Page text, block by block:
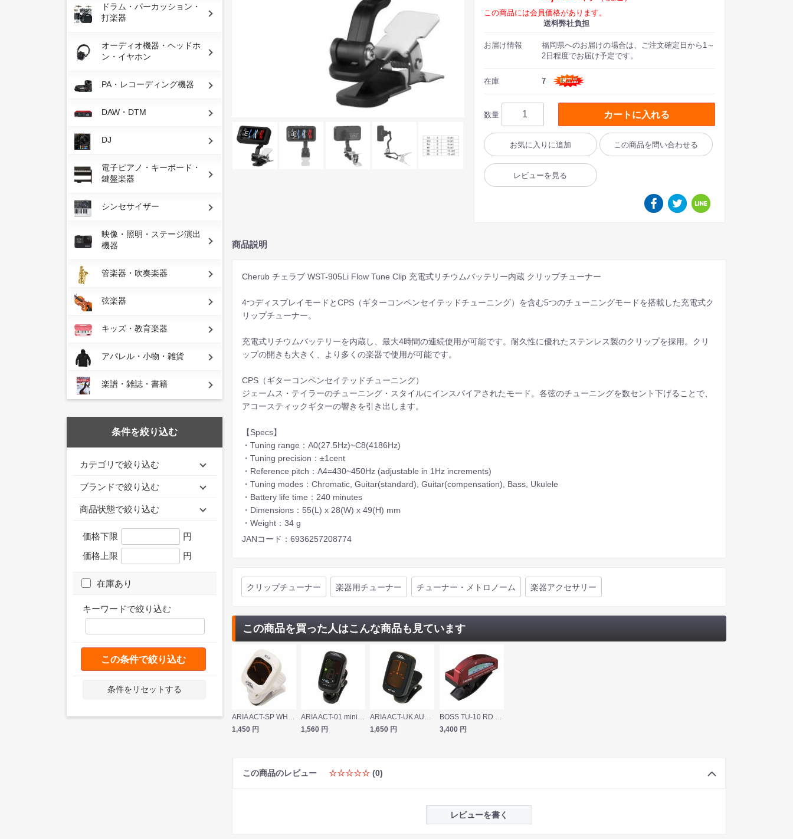
ドラム・パーカッション・
打楽器
オーディオ機器・ヘッドホ
ン・イヤホン
PA・レコーディング機器
DAW・DTM
DJ
電子ピアノ・キーボード・
鍵盤楽器
シンセサイザー
映像・照明・ステージ演出
機器
管楽器・吹奏楽器
弦楽器
キッズ・教育楽器
アパレル・小物・雑貨
楽譜・雑誌・書籍
条件を絞り込む
カテゴリで絞り込む
ブランドで絞り込む
商品状態で絞り込む
価格下限
円
価格上限
円
在庫あり
キーワードで絞り込む
この条件で絞り込む
条件をリセットする
この商品には会員価格があります。
送料弊社負担
お届け情報
福岡県へのお届けの場合は、ご注文確定日から1～
2日程度でお届け予定です。
在庫 7
数量 カートに入れる
お気に入りに追加 この商品を問い合わせる
レビューを見る
商品説明
Cherub チェラブ WST-905Li Flow Tune Clip 充電式リチウムバッテリー内蔵 クリップチューナー
4つディスプレイモードとCPS（ギターコンペンセイテッドチューニング）を含む5つのチューニングモードを搭載した充電式ク
リップチューナー。
充電式リチウムバッテリーを内蔵し、最大4時間の連続使用が可能です。耐久性に優れたステンレス製のクリップを採用。クリ
ップの開きも大きく、より多くの楽器で使用が可能です。
CPS（ギターコンペンセイテッドチューニング）
ジェームス・テイラーのチューニング・スタイルにインスパイアされたモード。各弦のチューニングを数セント下げることで、
アコースティックギターの響きを引き出します。
【Specs】
・Tuning range：A0(27.5Hz)~C8(4186Hz)
・Tuning precision：±1cent
・Reference pitch：A4=430~450Hz (adjustable in 1Hz increments)
・Tuning modes：Chromatic, Guitar(standard), Guitar(compensation), Bass, Ukulele
・Battery life time：240 minutes
・Dimensions：55(L) x 28(W) x 49(H) mm
・Weight：34 g
JANコード：6936257208774
クリップチューナー 楽器用チューナー チューナー・メトロノーム 楽器アクセサリー
この商品を買った人はこんな商品も見ています
ARIA ACT-SP WH Tuner クリップチューナー
1,450 円
ARIA ACT-01 mini クリップチューナー
1,560 円
ARIA ACT-UK AUTO-ON Tuner ウクレレ用クリップチューナー
1,650 円
BOSS TU-10 RD Clip-on Chromatic Tuner クリップチューナー レッド
3,400 円
この商品のレビュー ☆☆☆☆☆ (0)
レビューを書く